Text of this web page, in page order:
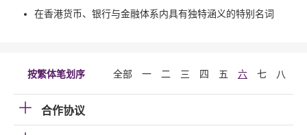
在香港货币、银行与金融体系内具有独特涵义的特别名词
按繁体笔划序 全部 一 二 三 四 五 六 七 八
合作协议